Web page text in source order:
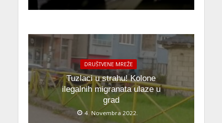
DRUŠTVENE MREŽE
Tuzlaci u strahu! Kolone
ilegalnih migranata ulaze u
grad
4. Novembra 2022.